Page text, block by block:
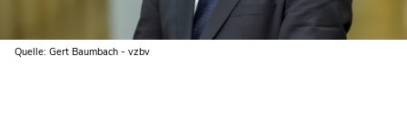
Quelle: Gert Baumbach - vzbv